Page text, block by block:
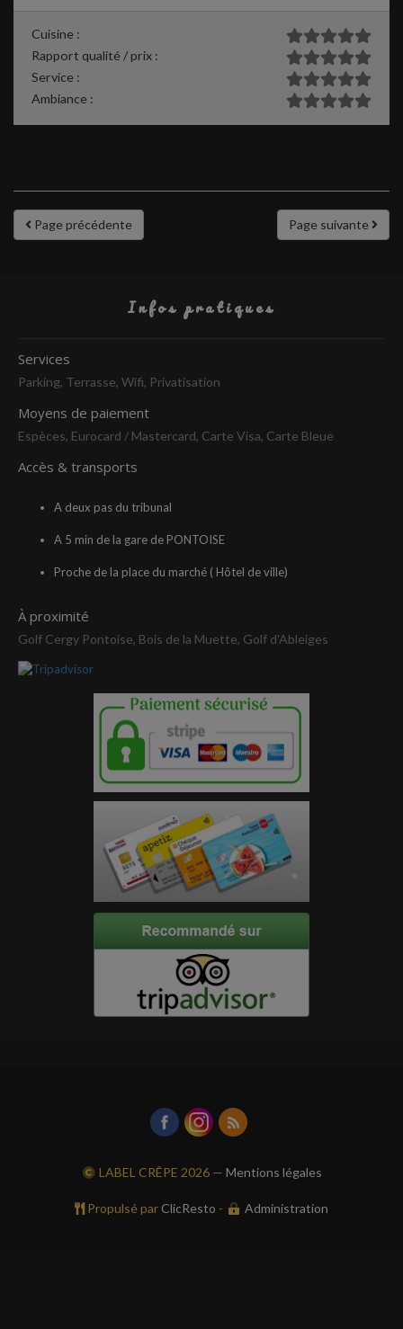
Cuisine :
Rapport qualité / prix :
Service :
Ambiance :
Page suivante
Page précédente
Infos pratiques
Services
Parking, Terrasse, Wifi, Privatisation
Moyens de paiement
Espèces, Eurocard / Mastercard, Carte Visa, Carte Bleue
Accès & transports
A deux pas du tribunal
A 5 min de la gare de PONTOISE
Proche de la place du marché ( Hôtel de ville)
À proximité
Golf Cergy Pontoise, Bois de la Muette, Golf d'Ableiges
LABEL CRÊPE 2026 —Mentions légales
Propulsé par ClicResto - Administration